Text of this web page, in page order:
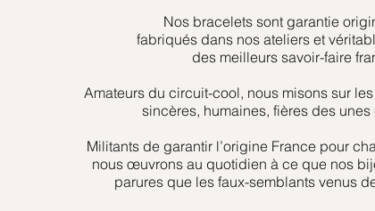
Nos bracelets sont garantie
fabriqués dans nos ateliers et
des meilleurs savoir-faire
Amateurs du circuit-cool, nous misons sur
sincères, humaines, fières des unes
Militants de garantir l’origine France pour
nous œuvrons au quotidien à ce que nos
parures que les faux-semblants venus